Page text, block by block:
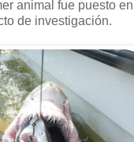
animal fue puesto
de investigación.